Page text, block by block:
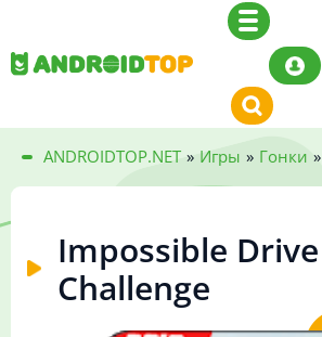
ANDROIDTOP.NET » Игры » Гонки »
Impossible Drive
Challenge